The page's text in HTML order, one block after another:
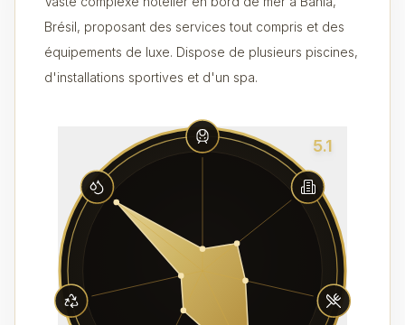
Brésil, proposant des services tout compris et des
équipements de luxe. Dispose de plusieurs piscines,
d'installations sportives et d'un spa.
5.1